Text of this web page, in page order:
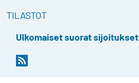
TILASTOT
Ulkomaiset suorat sijoitukset